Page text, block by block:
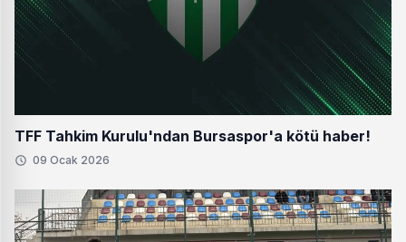
TFF Tahkim Kurulu'ndan Bursaspor'a kötü haber!
09 Ocak 2026